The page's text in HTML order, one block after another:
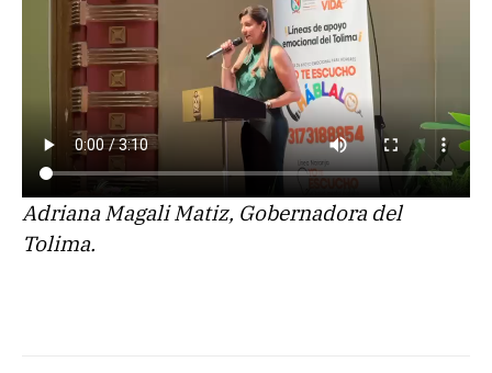
Adriana Magali Matiz, Gobernadora del
Tolima.